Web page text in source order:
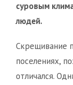
суровым
людей.
Скрещивание
поселениях,
отличался.